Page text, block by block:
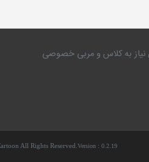
نیاز به کلاس و مربی خصوصی
All Rights Reserved. Version : 0.2.19